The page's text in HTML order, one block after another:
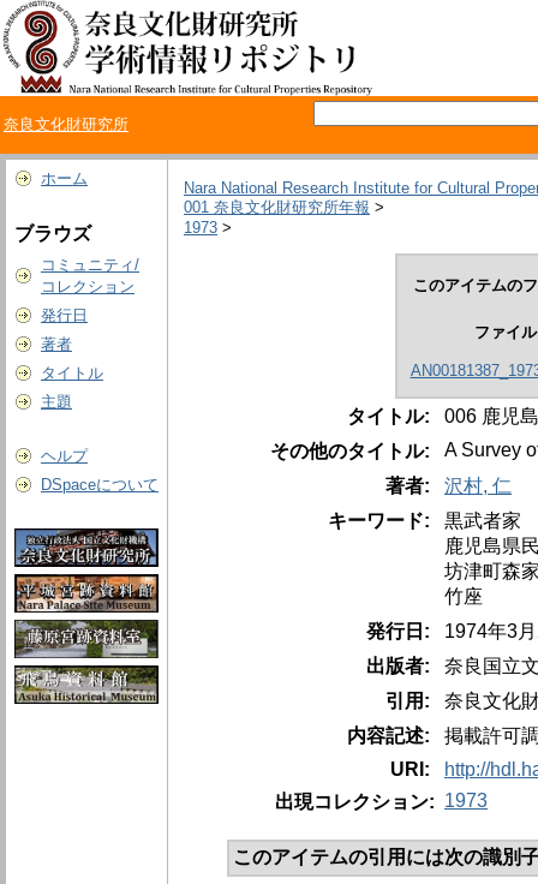
奈良文化財研究所
ホーム
ブラウズ
コミュニティ/
コレクション
発行日
著者
タイトル
主題
ヘルプ
DSpaceについて
Nara National Research Institute for Cultural
001 奈良文化財研究所年報 >
1973 >
このアイテムの
ファイル
タイトル:
006 鹿児
その他のタイトル:
A Survey
著者:
沢村, 仁
キーワード:
黒武者家
鹿児島県
坊津町森
竹座
発行日:
1974年3
出版者:
奈良国立
引用:
奈良文化
内容記述:
掲載許可
URI:
http://
出現コレクション: 1973
このアイテムの引用には次の識別